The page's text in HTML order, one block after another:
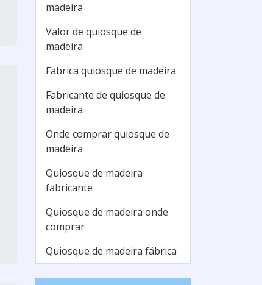
madeira
Valor de quiosque de
madeira
Fabrica quiosque de madeira
Fabricante de quiosque de
madeira
Onde comprar quiosque de
madeira
Quiosque de madeira
fabricante
Quiosque de madeira onde
comprar
Quiosque de madeira fábrica